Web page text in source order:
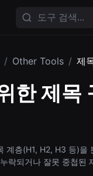
/ Other Tools / 제
한 제목
계층(H1, H2, H3 등)을
락되거나 잘못 중첩된